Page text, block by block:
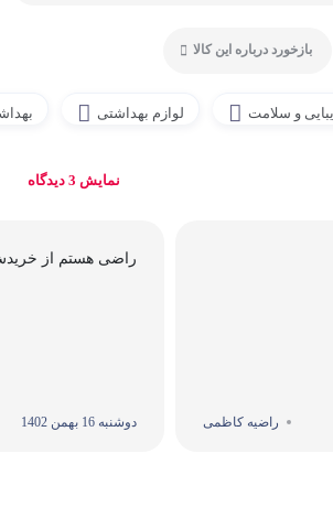
بازخورد درباره این کالا
و سلامت لوازم بهداشتی
نمایش 3 دیدگاه
راضیه کاظمی
راضی هستم از
دوشنبه 16 بهمن 1402